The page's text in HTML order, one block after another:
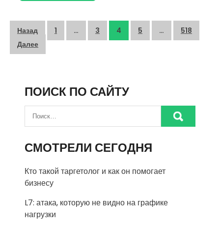
Пагинация
записей
Назад 1 … 3 4 5 …
518
Далее
ПОИСК ПО САЙТУ
СМОТРЕЛИ СЕГОДНЯ
Кто такой таргетолог и как он помогает
бизнесу
L7: атака, которую не видно на графике
нагрузки